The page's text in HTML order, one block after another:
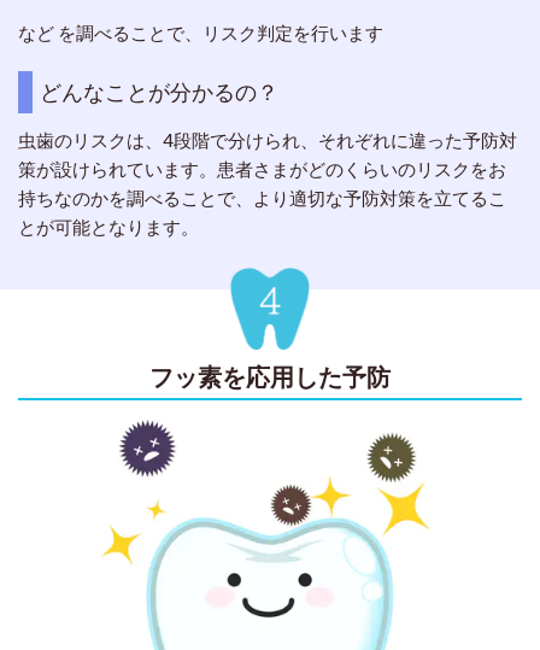
など を調べることで、リスク判定を行います
どんなことが分かるの？
虫歯のリスクは、4段階で分けられ、それぞれに違った予防対
策が設けられています。患者さまがどのくらいのリスクをお
持ちなのかを調べることで、より適切な予防対策を立てるこ
とが可能となります。
フッ素を応用した予防